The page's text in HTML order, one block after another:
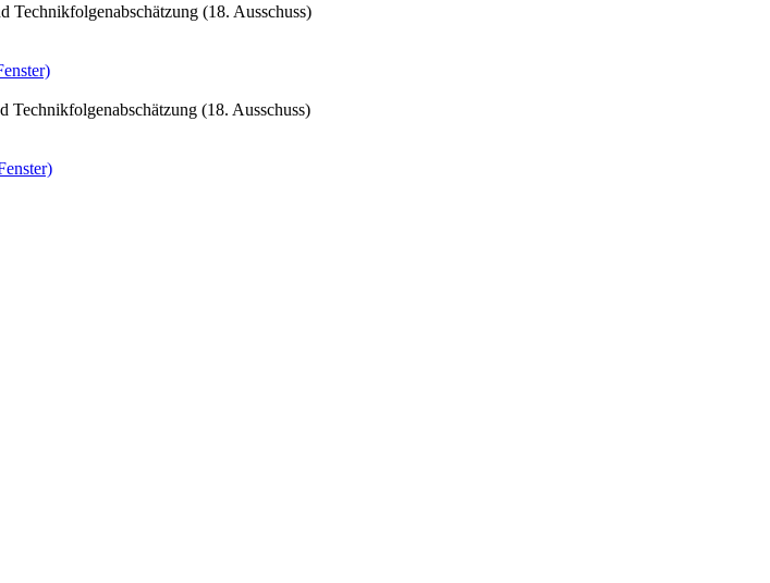
Technikfolgenabschätzung (18. Ausschuss)
Technikfolgenabschätzung (18. Ausschuss)